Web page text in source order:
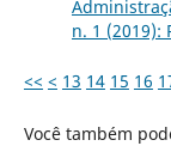
n. 1 (2019):
<< < 13 14 15 16
Você também